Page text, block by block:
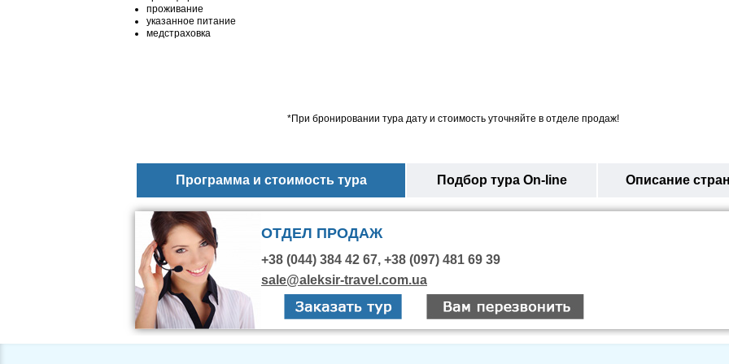
проживание
указанное питание
медстраховка
*При бронировании тура дату и стоимость уточняйте в отделе продаж!
Программа и стоимость тура Подбор тура On-line Описание
ОТДЕЛ ПРОДАЖ
+38 (044) 384 42 67, +38 (097) 481 69 39
sale@aleksir-travel.com.ua